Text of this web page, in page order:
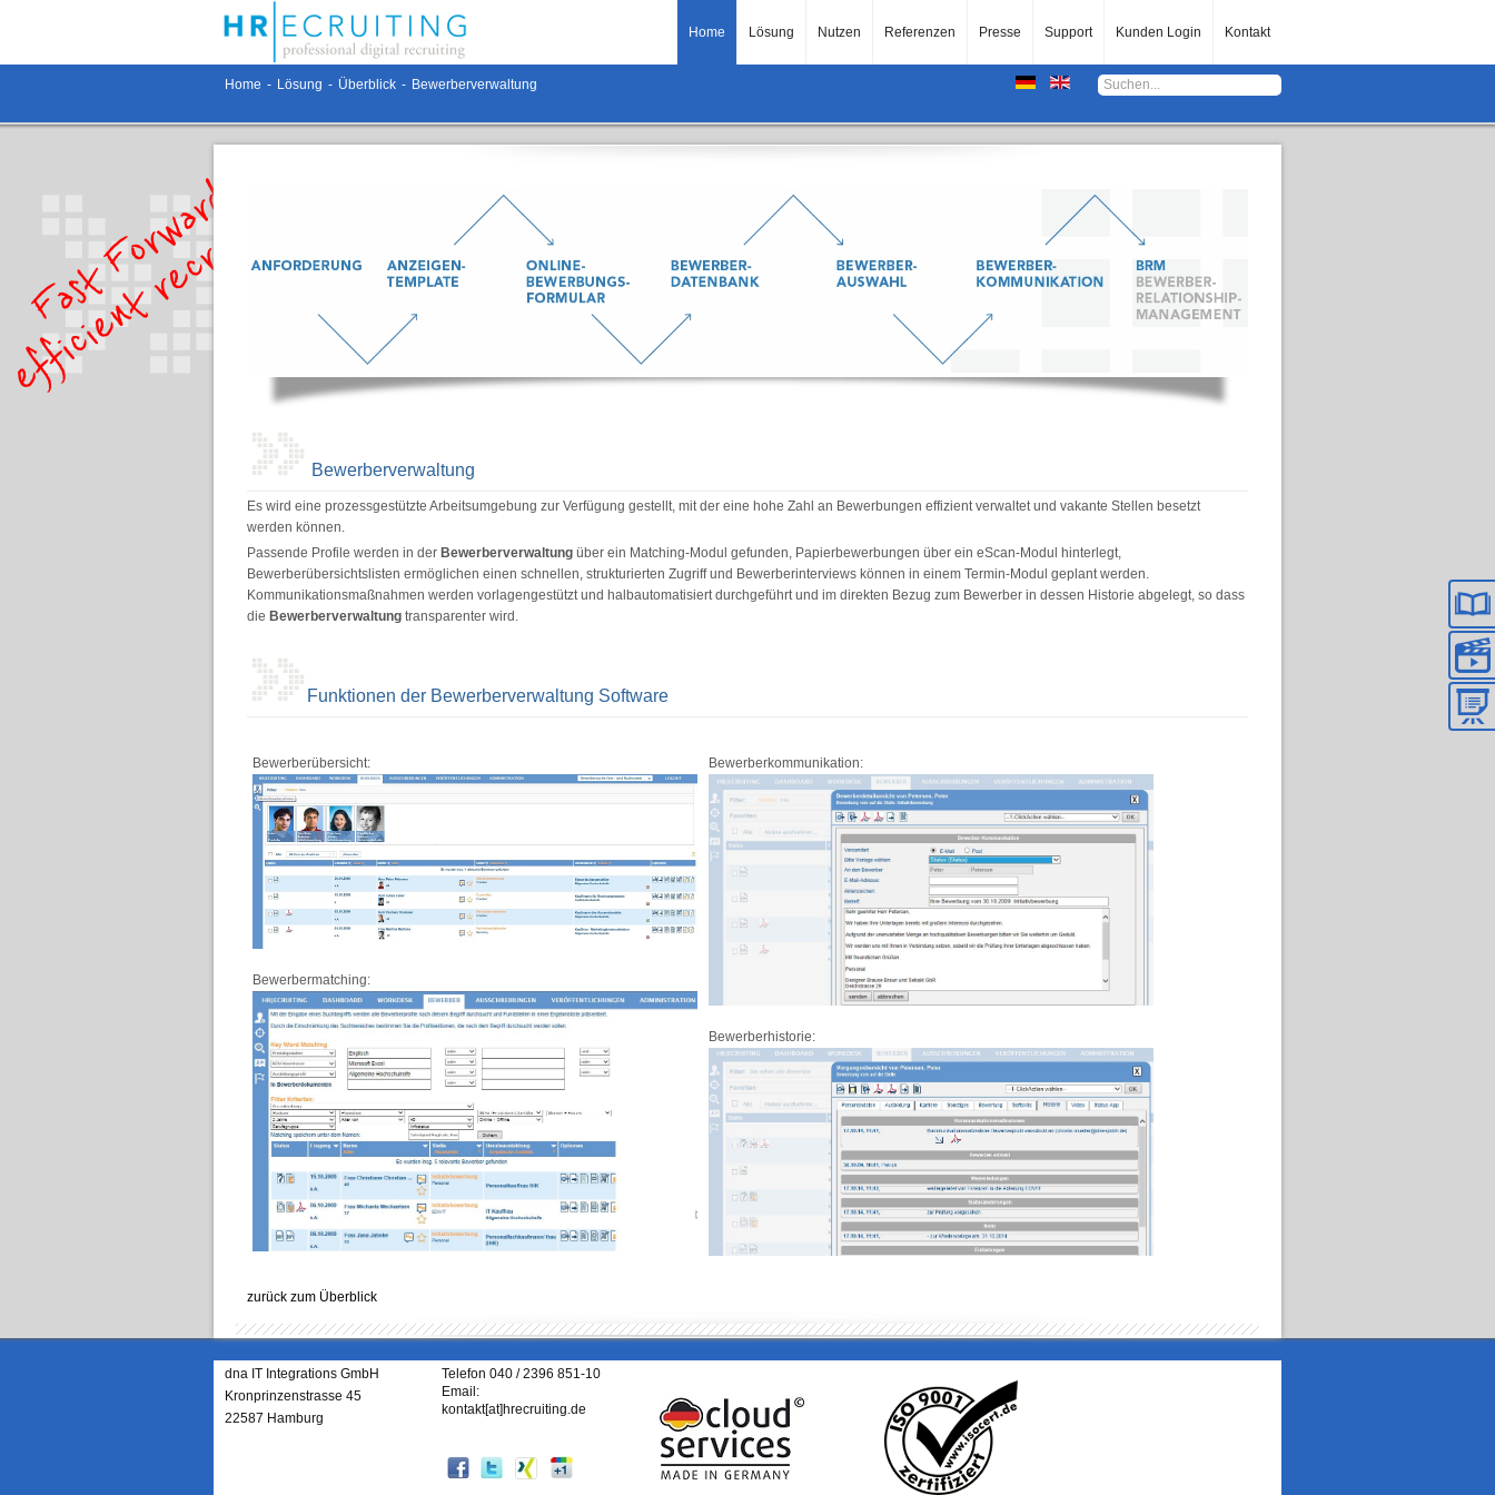
Home Lösung Nutzen Referenzen Presse Support Kunden Login Kontakt
Home - Lösung - Überblick - Bewerberverwaltung
Bewerberverwaltung
Es wird eine prozessgestützte Arbeitsumgebung zur Verfügung gestellt, mit der eine hohe Zahl an Bewerbungen effizient verwaltet und vakante Stellen besetzt
werden können.
Passende Profile werden in der Bewerberverwaltung über ein Matching-Modul gefunden, Papierbewerbungen über ein eScan-Modul hinterlegt,
Bewerberübersichtslisten ermöglichen einen schnellen, strukturierten Zugriff und Bewerberinterviews können in einem Termin-Modul geplant werden.
Kommunikationsmaßnahmen werden vorlagengestützt und halbautomatisiert durchgeführt und im direkten Bezug zum Bewerber in dessen Historie abgelegt, so dass
die Bewerberverwaltung transparenter wird.
Funktionen der Bewerberverwaltung Software
Bewerberübersicht:
Bewerbermatching:
Bewerberkommunikation:
Bewerberhistorie:
zurück zum Überblick
dna IT Integrations GmbH
Kronprinzenstrasse 45
22587 Hamburg
Telefon 040 / 2396 851-10
Email:
kontakt[at]hrecruiting.de